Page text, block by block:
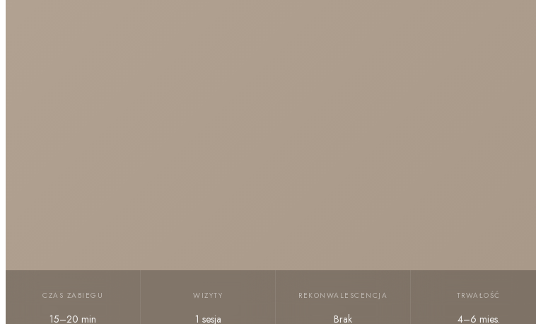
CZAS ZABIEGU
15–20 min
WIZYTY
1 sesja
REKONWALESCENCJA
Brak
TRWAŁOŚĆ
4–6 mies.